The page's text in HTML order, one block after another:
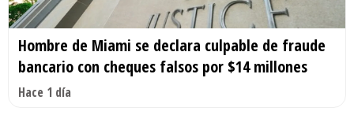
Hombre de Miami se declara culpable de fraude
bancario con cheques falsos por $14 millones
Hace 1 día